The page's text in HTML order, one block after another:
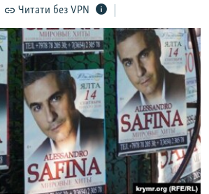
КРИМУ
Читати без VPN